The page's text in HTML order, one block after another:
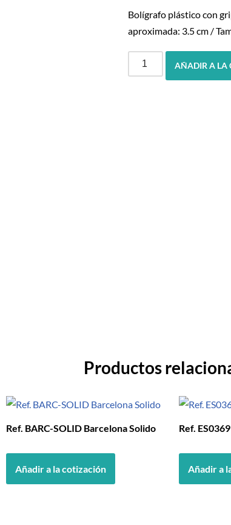
Bolígrafo plástico con
aproximada: 3.5 cm /
AÑADIR A LA
Productos
Ref. BARC-SOLID Barcelona Solido
Añadir a la cotización
Ref.
Añadir a